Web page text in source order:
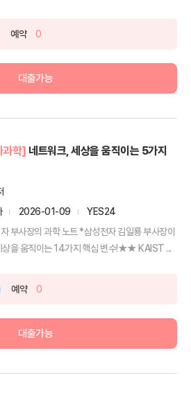
예약 0
대출가능
과학] 네트워크, 세상을 움직이는 5가지
2026-01-09
YES24
부사장의 과학 노트 *삼성전자 김일룡 부사장이
상을 움직이는 14가지 핵심 변수!★★ KAIST ...
예약 0
대출가능